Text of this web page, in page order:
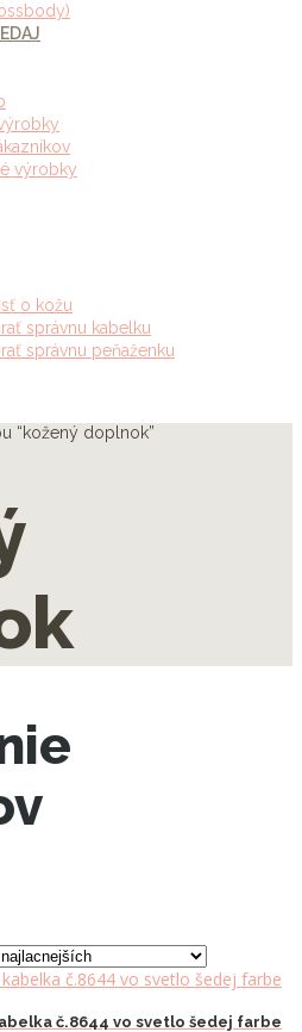
výrobky
o kožu
správnu kabelku
správnu peňaženku
“kožený doplnok”
č.8644 vo svetlo šedej farbe